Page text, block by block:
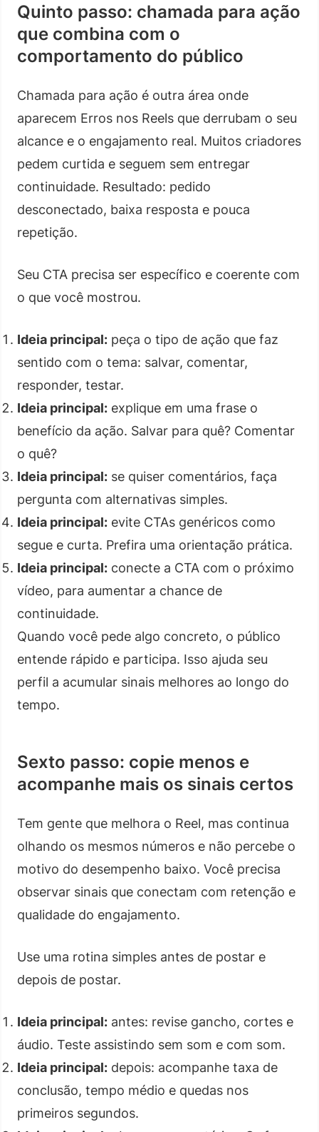
Quinto passo: chamada para ação
que combina com o
comportamento do público
Chamada para ação é outra área onde
aparecem Erros nos Reels que derrubam o seu
alcance e o engajamento real. Muitos criadores
pedem curtida e seguem sem entregar
continuidade. Resultado: pedido
desconectado, baixa resposta e pouca
repetição.
Seu CTA precisa ser específico e coerente com
o que você mostrou.
Ideia principal: peça o tipo de ação que faz
sentido com o tema: salvar, comentar,
responder, testar.
Ideia principal: explique em uma frase o
benefício da ação. Salvar para quê? Comentar
o quê?
Ideia principal: se quiser comentários, faça
pergunta com alternativas simples.
Ideia principal: evite CTAs genéricos como
segue e curta. Prefira uma orientação prática.
Ideia principal: conecte a CTA com o próximo
vídeo, para aumentar a chance de
continuidade.
Quando você pede algo concreto, o público
entende rápido e participa. Isso ajuda seu
perfil a acumular sinais melhores ao longo do
tempo.
Sexto passo: copie menos e
acompanhe mais os sinais certos
Tem gente que melhora o Reel, mas continua
olhando os mesmos números e não percebe o
motivo do desempenho baixo. Você precisa
observar sinais que conectam com retenção e
qualidade do engajamento.
Use uma rotina simples antes de postar e
depois de postar.
Ideia principal: antes: revise gancho, cortes e
áudio. Teste assistindo sem som e com som.
Ideia principal: depois: acompanhe taxa de
conclusão, tempo médio e quedas nos
primeiros segundos.